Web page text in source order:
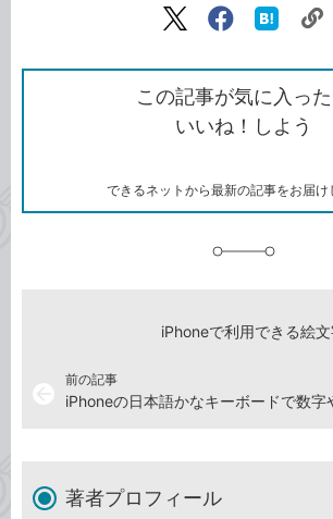
X（旧
で
シ
ェ
ア
Facebook
シ
ェ
ア
な
ブ
ッ
ク
ク
この記事が気に入っ
いいね！しよう
できるネットから最新の記事をお届け
前の記事
iPhoneで利用できる絵
著者プロフィール